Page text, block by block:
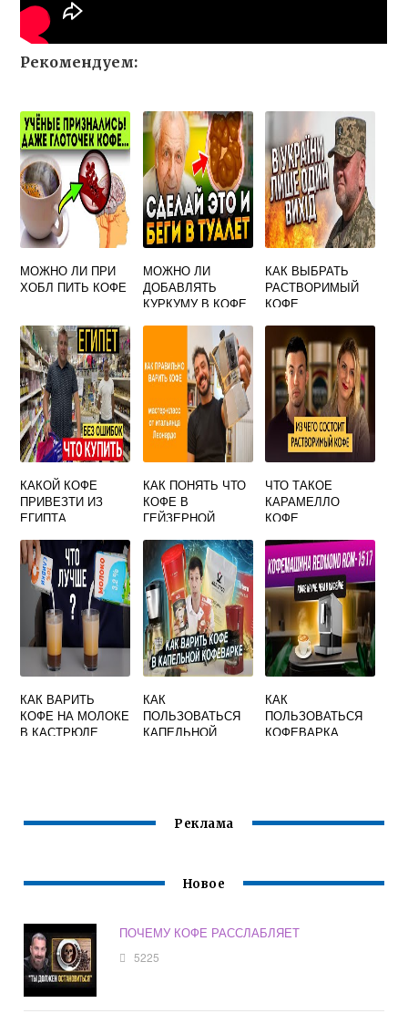
Рекомендуем:
МОЖНО ЛИ ПРИ
ХОБЛ ПИТЬ КОФЕ
МОЖНО ЛИ
ДОБАВЛЯТЬ
КУРКУМУ В КОФЕ
КАК ВЫБРАТЬ
РАСТВОРИМЫЙ
КОФЕ
КАКОЙ КОФЕ
ПРИВЕЗТИ ИЗ
ЕГИПТА
КАК ПОНЯТЬ ЧТО
КОФЕ В
ГЕЙЗЕРНОЙ
ГОТОВ
ЧТО ТАКОЕ
КАРАМЕЛЛО
КОФЕ
КАК ВАРИТЬ
КОФЕ НА МОЛОКЕ
В КАСТРЮЛЕ
КАК
ПОЛЬЗОВАТЬСЯ
КАПЕЛЬНОЙ
КАК
ПОЛЬЗОВАТЬСЯ
КОФЕВАРКА
Реклама
Новое
ПОЧЕМУ КОФЕ РАССЛАБЛЯЕТ
5225